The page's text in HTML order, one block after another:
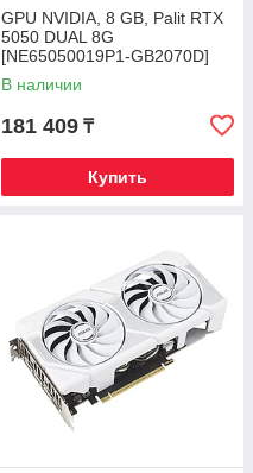
GPU NVIDIA, 8 GB, Palit RTX
5050 DUAL 8G
[NE65050019P1-GB2070D]
HDMI/3DP,GDDR6/128-bit
В наличии
181 409 ₸
Купить